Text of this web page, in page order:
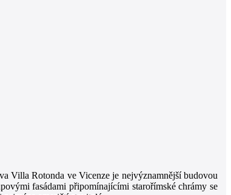
Villa Rotonda ve Vicenze je nejvýznamnější budovou
fasádami připomínajícími starořímské chrámy se